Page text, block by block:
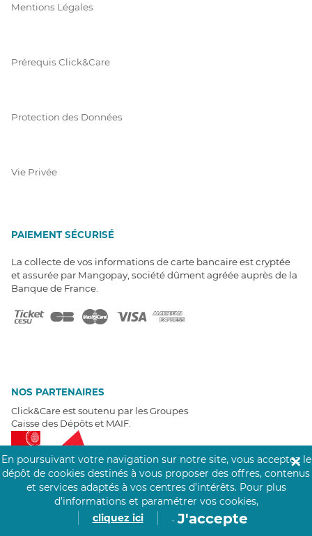
Mentions Légales
Prérequis Click&Care
Protection des Données
Vie Privée
PAIEMENT SÉCURISÉ
La collecte de vos informations de carte bancaire est cryptée
et assurée par Mangopay, société dûment agréée auprès de la
Banque de France.
NOS PARTENAIRES
Click&Care est soutenu par les Groupes
Caisse des Dépôts et MAIF.
EXPERTS À VOTRE ÉCOUTE
Un besoin de recrutement ? Click&Care vous accompagne par
En poursuivant votre navigation sur notre site, vous acceptez le
dépôt de cookies destinés à vous proposer des offres, contenus
et services adaptés à vos centres d’intérêts. Pour plus
d’informations et paramétrer vos cookies,
cliquez ici
. J'accepte
✕